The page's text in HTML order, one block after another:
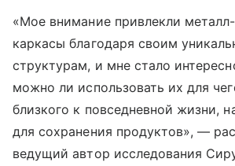
«Мое внимание привлекли
каркасы благодаря своим
структурам, и мне стало
можно ли использовать их для
близкого к повседневной жизни,
для сохранения продуктов», —
ведущий автор исследования